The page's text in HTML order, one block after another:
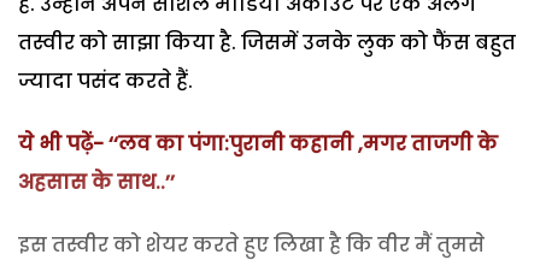
तस्वीर को साझा किया है. जिसमें उनके लुक को फैंस बहुत
ज्यादा पसंद करते हैं.
ये भी पढ़ें- ‘‘लव का पंगा:पुरानी कहानी ,मगर ताजगी के
अहसास के साथ..’’
इस तस्वीर को शेयर करते हुए लिखा है कि वीर मैं तुमसे